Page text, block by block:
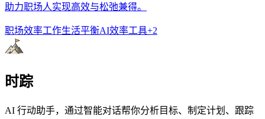
助力职场人实现高效与松弛兼得。
职场效率工作生活平衡AI效率工具+2
时踪
AI 行动助手，通过智能对话帮你分析目标、制定计划、跟踪